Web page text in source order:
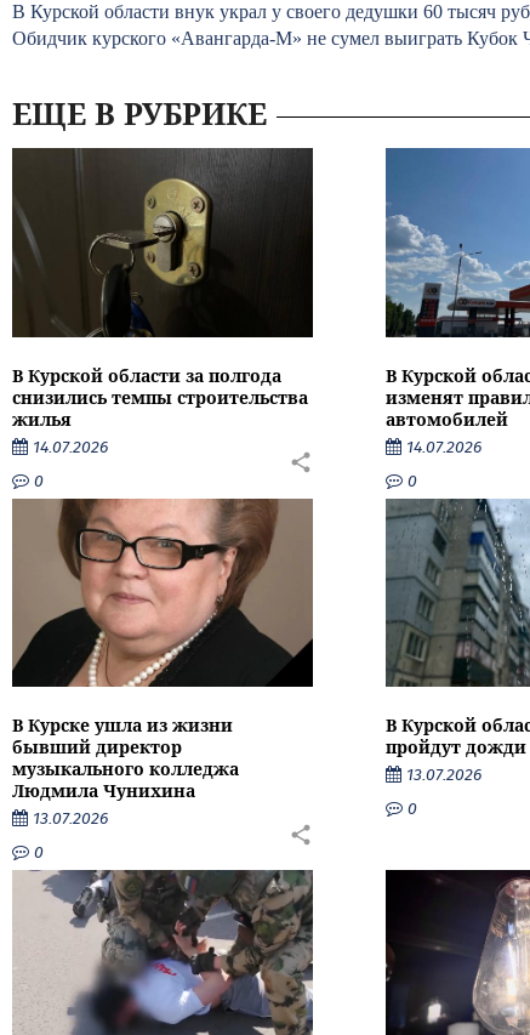
В Курской области внук украл у своего дедушки 60 тысяч
Обидчик курского «Авангарда-М» не сумел выиграть Кубок
ЕЩЕ В РУБРИКЕ
В Курской области за полгода
снизились темпы строительства
жилья
14.07.2026
0
В Курской
изменят
автомобилей
14.07.2026
0
В Курске ушла из жизни
бывший директор
музыкального колледжа
Людмила Чунихина
13.07.2026
0
В Курской
пройдут дожди
13.07.2026
0